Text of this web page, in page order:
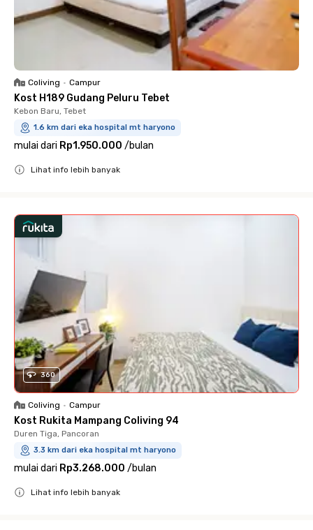
Coliving • Campur
Kost H189 Gudang Peluru Tebet
Kebon Baru, Tebet
1.6 km dari eka hospital mt haryono
mulai dari Rp1.950.000 /bulan
Lihat info lebih banyak
360
Coliving • Campur
Kost Rukita Mampang Coliving 94
Duren Tiga, Pancoran
3.3 km dari eka hospital mt haryono
mulai dari Rp3.268.000 /bulan
Lihat info lebih banyak